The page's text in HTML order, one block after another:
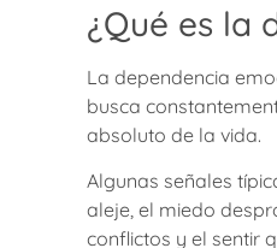
¿Qué es la
La dependencia
busca
absoluto de la vida.
Algunas señales
aleje, el miedo
conflictos y el sentir